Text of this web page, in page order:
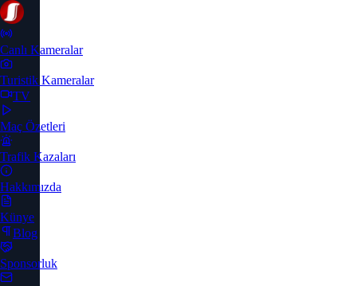
Canlı Kameralar
Turistik Kameralar
TV
Maç Özetleri
Trafik Kazaları
Hakkımızda
Künye
Blog
Sponsorluk